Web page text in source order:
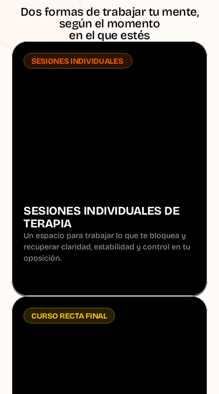
Dos formas de trabajar tu mente,
según el momento
en el que estés
SESIONES INDIVIDUALES
SESIONES INDIVIDUALES DE
TERAPIA
Un espacio para trabajar lo que te bloquea y
recuperar claridad, estabilidad y control en tu
oposición.
CURSO RECTA FINAL